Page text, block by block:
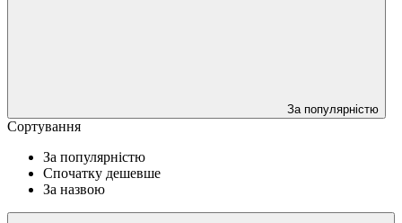
За популярністю
Сортування
За популярністю
Спочатку дешевше
За назвою